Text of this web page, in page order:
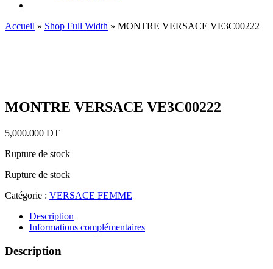
Accueil » Shop Full Width » MONTRE VERSACE VE3C00222
MONTRE VERSACE VE3C00222
5,000.000 DT
Rupture de stock
Rupture de stock
Catégorie : VERSACE FEMME
Description
Informations complémentaires
Description